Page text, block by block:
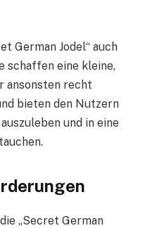
German Jodel“ auch
schaffen eine kleine,
ansonsten recht
bieten den Nutzern
und in eine
„Secret German